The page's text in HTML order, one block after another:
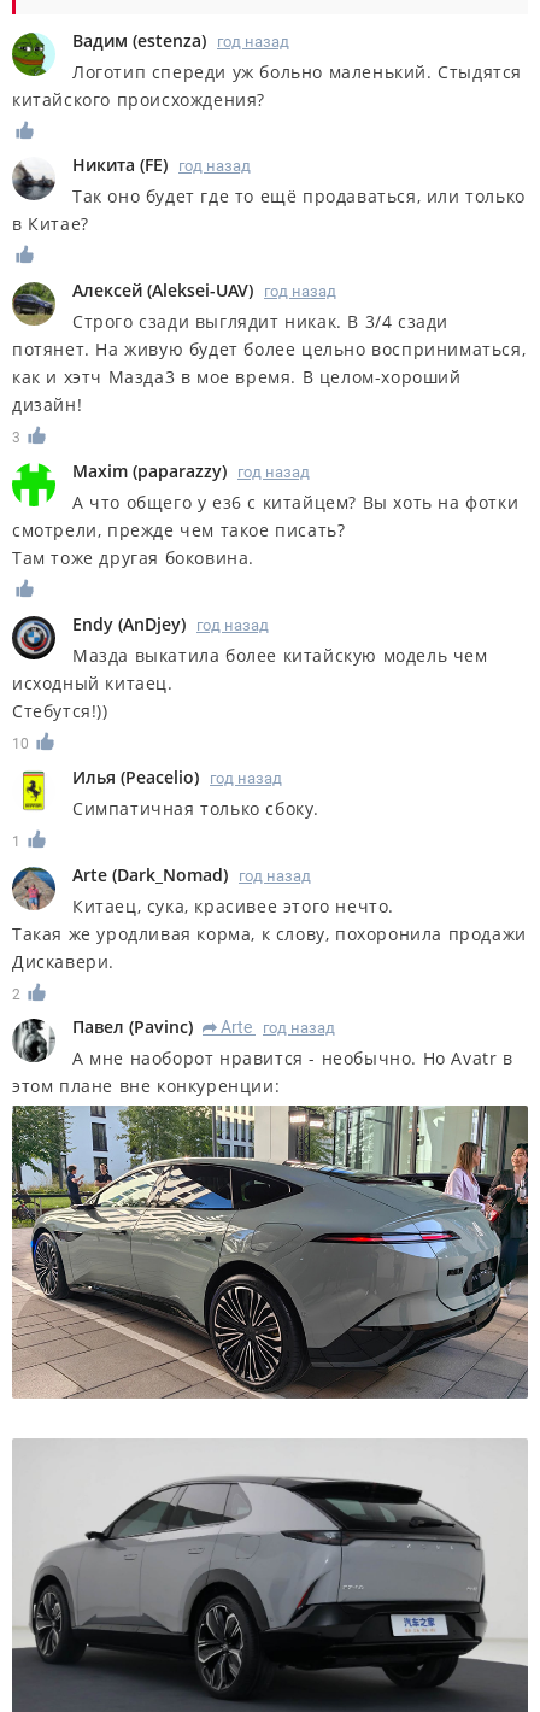
Вадим (estenza) год назад
Логотип спереди уж больно маленький. Стыдятся
китайского происхождения?
Никита (FE) год назад
Так оно будет где то ещё продаваться, или только
в Китае?
Алексей (Aleksei-UAV) год назад
Строго сзади выглядит никак. В 3/4 сзади
потянет. На живую будет более цельно восприниматься,
как и хэтч Мазда3 в мое время. В целом-хороший
дизайн!
3
Maxim (paparazzy) год назад
А что общего у ез6 с китайцем? Вы хоть на фотки
смотрели, прежде чем такое писать?
Там тоже другая боковина.
Endy (AnDjey) год назад
Мазда выкатила более китайскую модель чем
исходный китаец.
Стебутся!))
10
Илья (Peacelio) год назад
Симпатичная только сбоку.
1
Arte (Dark_Nomad) год назад
Китаец, сука, красивее этого нечто.
Такая же уродливая корма, к слову, похоронила продажи
Дискавери.
2
Павел (Pavinc) R Arte год назад
А мне наоборот нравится - необычно. Но Avatr в
этом плане вне конкуренции: